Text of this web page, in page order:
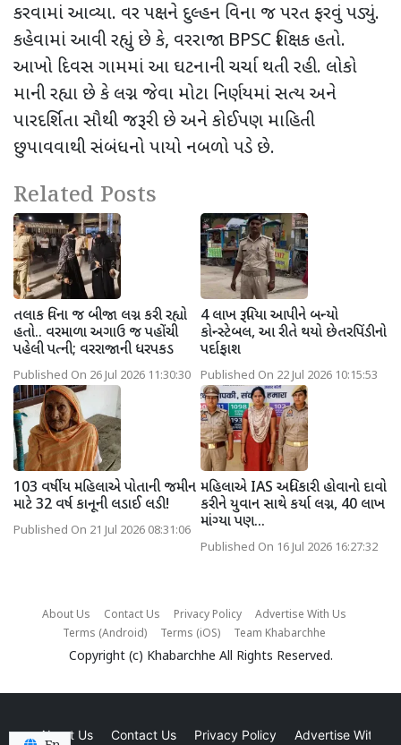
કરવામાં આવ્યા. વર પક્ષને દુલ્હન વિના જ પરત ફરવું પડ્યું.
કહેવામાં આવી રહ્યું છે કે, વરરાજા BPSCશિક્ષક હતો.
આખો દિવસ ગામમાં આ ઘટનાની ચર્ચા થતી રહી. લોકો
માની રહ્યા છે કે લગ્ન જેવા મોટા નિર્ણયમાં સત્ય અને
પારદર્શિતા સૌથી જરૂરી છે અને કોઈપણ માહિતી
છુપાવવાથી સંબંધનો પાયો નબળો પડે છે.
Related Posts
તલાક વિના જ બીજા લગ્ન કરી રહ્યો
હતો.. વરમાળા અગાઉ જ પહોંચી
પહેલી પત્ની; વરરાજાની ધરપકડ
Published On 26 Jul 2026 11:30:30
4 લાખ રૂપિયા આપીને બન્યો
કોન્સ્ટેબલ, આ રીતે થયો છેતરપિંડીનો
પર્દાફાશ
Published On 22 Jul 2026 10:15:53
103 વર્ષીય મહિલાએ પોતાની જમીન
માટે 32 વર્ષ કાનૂની લડાઈ લડી!
Published On 21 Jul 2026 08:31:06
મહિલાએ IAS અધિકારી હોવાનો દાવો
કરીને યુવાન સાથે કર્યા લગ્ન, 40 લાખ
માંગ્યા પણ...
Published On 16 Jul 2026 16:27:32
About Us Contact Us Privacy Policy
Advertise With Us
Terms (Android)
Terms (iOS) Team Khabarchhe
Copyright (c) Khabarchhe All Rights Reserved.
About Us Contact Us Privacy Policy Advertise With Us